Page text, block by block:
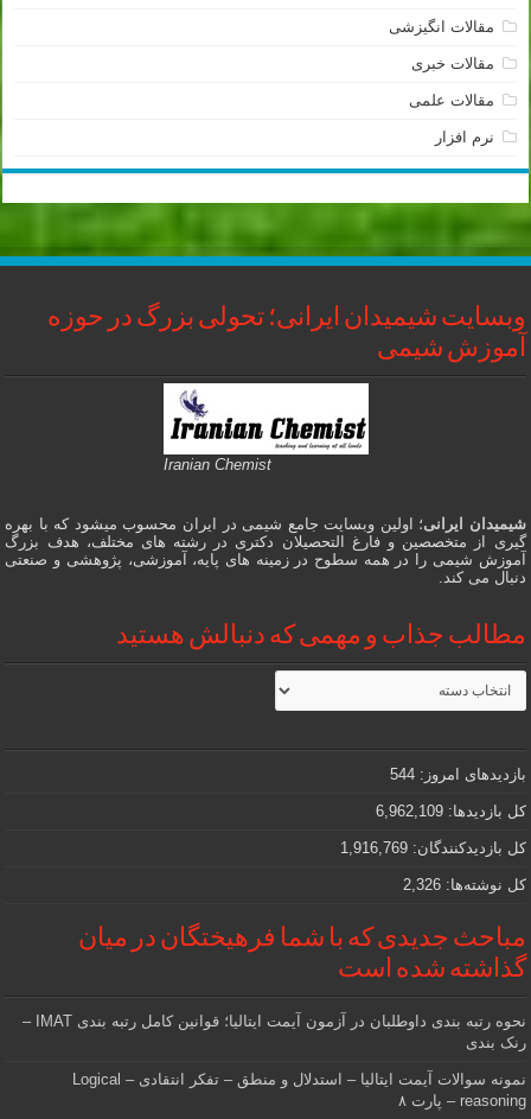
مقالات انگیزشی
مقالات خبری
مقالات علمی
نرم افزار
وبسایت شیمیدان ایرانی؛ تحولی بزرگ در حوزه
آموزش شیمی
Iranian Chemist
شیمیدان ایرانی؛ اولین وبسایت جامع شیمی در ایران محسوب میشود که با بهره
گیری از متخصصین و فارغ التحصیلان دکتری در رشته های مختلف، هدف بزرگ
آموزش شیمی را در همه سطوح در زمینه های پایه، آموزشی، پژوهشی و صنعتی
دنبال می کند.
مطالب جذاب و مهمی که دنبالش هستید
مطالب
جذاب
و
که
دنبالش
هستید
بازدیدهای امروز:544
کل بازدیدها:6,962,109
کل بازدیدکنند‌گان:1,916,769
کل نوشته‌ها:2,326
مباحث جدیدی که با شما فرهیختگان در میان
گذاشته شده است
نحوه رتبه بندی داوطلبان در آزمون آیمت ایتالیا؛ قوانین کامل رتبه بندی IMAT –
رنک بندی
نمونه سوالات آیمت ایتالیا – استدلال و منطق – تفکر انتقادی – Logical
reasoning – پارت ۸